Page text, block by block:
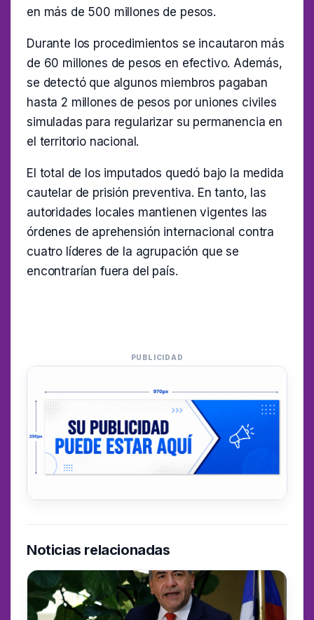
en más de 500 millones de pesos.
Durante los procedimientos se incautaron más
de 60 millones de pesos en efectivo. Además,
se detectó que algunos miembros pagaban
hasta 2 millones de pesos por uniones civiles
simuladas para regularizar su permanencia en
el territorio nacional.
El total de los imputados quedó bajo la medida
cautelar de prisión preventiva. En tanto, las
autoridades locales mantienen vigentes las
órdenes de aprehensión internacional contra
cuatro líderes de la agrupación que se
encontrarían fuera del país.
PUBLICIDAD
Noticias relacionadas